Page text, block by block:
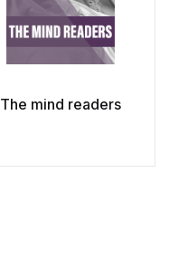
The mind readers